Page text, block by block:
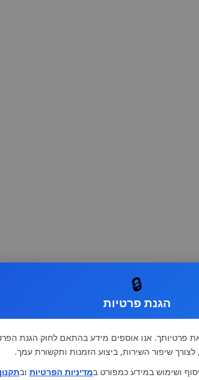
🔒
הגנת פרטיות
פרטיותך. אנו אוספים מידע בהתאם לחוק הגנת
ושימוש במידע כמפורט במדיניות הפרטיות ובתקנון